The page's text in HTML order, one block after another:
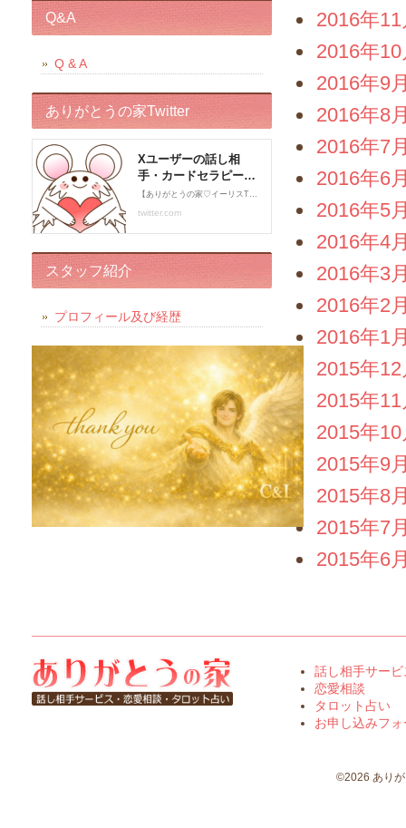
2016年11
2016年10
2016年9
2016年8
2016年7
2016年6
2016年5
2016年4
2016年3
2016年2
2016年1
2015年12
2015年11
2015年10
2015年9
2015年8
2015年7
2015年6
Q&A
Q & A
ありがとうの家Twitter
スタッフ紹介
プロフィール及び経歴
話し相手サービ
恋愛相談
タロット占い
お申し込みフ
©2026 あり